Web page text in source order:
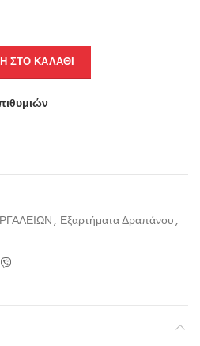
ΣΤΟ ΚΑΛΆΘΙ
, Εξαρτήματα Δραπάνου,